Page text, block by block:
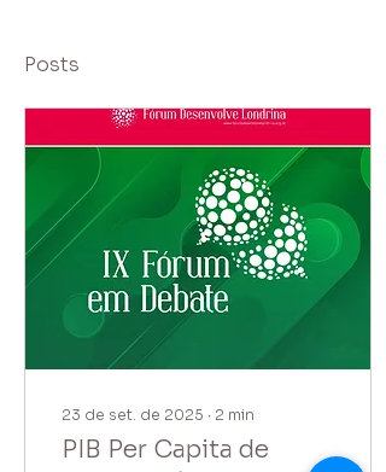
Posts
23 de set. de 2025 ∙ 2 min
PIB Per Capita de